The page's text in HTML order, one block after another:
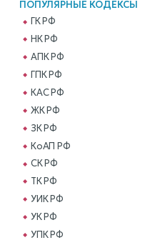
ПОПУЛЯРНЫЕ КОДЕКСЫ
ГК РФ
НК РФ
АПК РФ
ГПК РФ
КАС РФ
ЖК РФ
ЗК РФ
КоАП РФ
СК РФ
ТК РФ
УИК РФ
УК РФ
УПК РФ